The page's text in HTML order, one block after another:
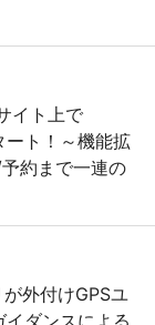
イト上で
ト！～機能拡
約まで一連の
外付けGPSユ
イダンスによる